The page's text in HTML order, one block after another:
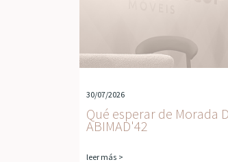
30/07/2026
Qué esperar de Morada
ABIMAD'42
leer más >